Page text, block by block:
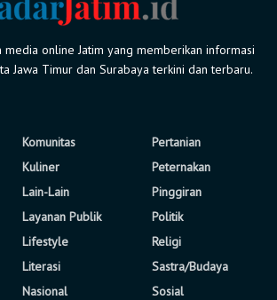
media online Jatim yang memberikan informasi
Jawa Timur dan Surabaya terkini dan terbaru.
Komunitas
Kuliner
Lain-Lain
Layanan Publik
Lifestyle
Literasi
Nasional
Pertanian
Peternakan
Pinggiran
Politik
Religi
Sastra/Budaya
Sosial